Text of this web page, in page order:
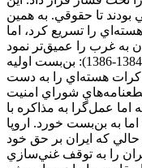
بودند تا حقوقي. به همين
را تسريع کرد، اما
مذاکرات هسته‌اي را به دست
شوراي امنيت
اما عمل‌گرا به مذاکره با
به بن‌بست خورد. اروپا
که ايران بر حق خود
داشت. در 2006، قطعنامه 1696 ايران را به توقف غني‌سازي